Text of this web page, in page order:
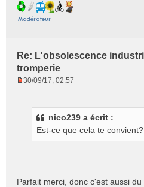
Re: L'obsolescence
tromperie
n
30/09/17, 02:57
nico239 a écrit :
Est-ce que cela te convient?
Parfait merci, donc c'est aussi du